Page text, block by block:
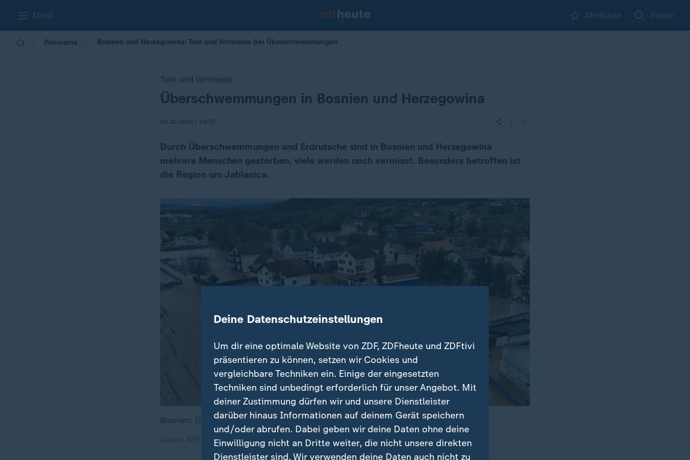
Menü Merkliste Suche
Panorama Bosnien und Herzegowina: Tote und Vermisste bei Überschwemmungen
Tote und Vermisste
:Überschwemmungen in Bosnien und Herzegowina
04.10.2024 | 19:37
Durch Überschwemmungen und Erdrutsche sind in Bosnien und Herzegowina
mehrere Menschen gestorben, viele werden noch vermisst. Besonders betroffen ist
die Region um Jablanica.
Bosnien: Überschwemmung in Kiseljak, westlich von Sarajevo
Deine Datenschutzeinstellungen
Um dir eine optimale Website von ZDF, ZDFheute und ZDFtivi
präsentieren zu können, setzen wir Cookies und
vergleichbare Techniken ein. Einige der eingesetzten
Techniken sind unbedingt erforderlich für unser Angebot. Mit
deiner Zustimmung dürfen wir und unsere Dienstleister
darüber hinaus Informationen auf deinem Gerät speichern
und/oder abrufen. Dabei geben wir deine Daten ohne deine
Einwilligung nicht an Dritte weiter, die nicht unsere direkten
Dienstleister sind. Wir verwenden deine Daten auch nicht zu